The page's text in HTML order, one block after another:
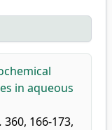
in aqueous
360, 166-173,